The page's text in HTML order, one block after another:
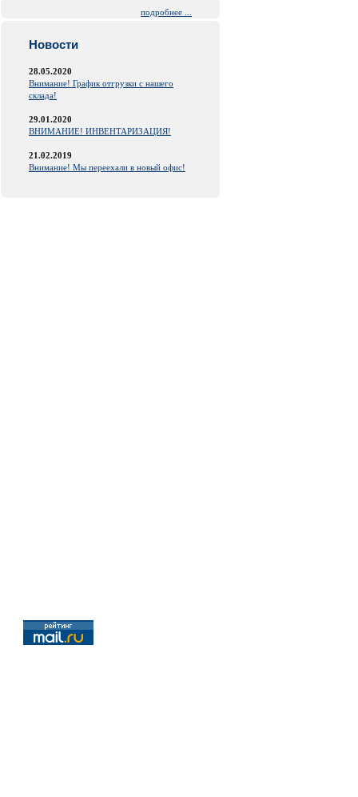
подробнее ...
Новости
28.05.2020
Внимание! График отгрузки с нашего
склада!
29.01.2020
ВНИМАНИЕ! ИНВЕНТАРИЗАЦИЯ!
21.02.2019
Внимание! Мы переехали в новый офис!